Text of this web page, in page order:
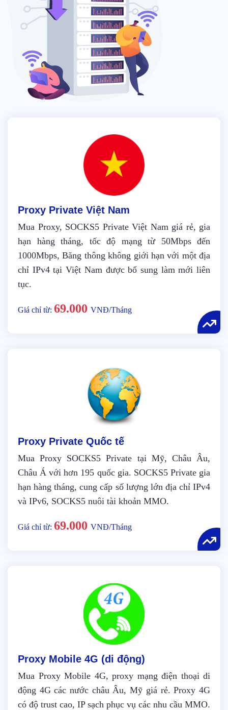
Proxy Private Việt Nam
Mua Proxy, SOCKS5 Private Việt Nam giá rẻ, gia
hạn hàng tháng, tốc độ mạng từ 50Mbps đến
1000Mbps, Băng thông không giới hạn với một địa
chỉ IPv4 tại Việt Nam được bổ sung làm mới liên
tục.
Giá chỉ từ: 69.000 VNĐ/Tháng
Proxy Private Quốc tế
Mua Proxy SOCKS5 Private tại Mỹ, Châu Âu,
Châu Á với hơn 195 quốc gia. SOCKS5 Private gia
hạn hàng tháng, cung cấp số lượng lớn địa chỉ IPv4
và IPv6, SOCKS5 nuôi tài khoản MMO.
Giá chỉ từ: 69.000 VNĐ/Tháng
Proxy Mobile 4G (di động)
Mua Proxy Mobile 4G, proxy mạng điện thoại di
động 4G các nước châu Âu, Mỹ giá rẻ. Proxy 4G
có độ trust cao, IP sạch phục vụ các nhu cầu MMO.